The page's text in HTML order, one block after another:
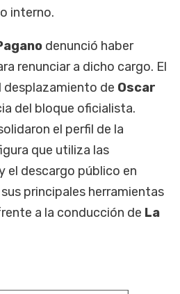
interno.
denunció haber
renunciar a dicho cargo. El
de Oscar
del bloque oficialista.
el perfil de la
que utiliza las
el descargo público en
principales herramientas
a la conducción de La